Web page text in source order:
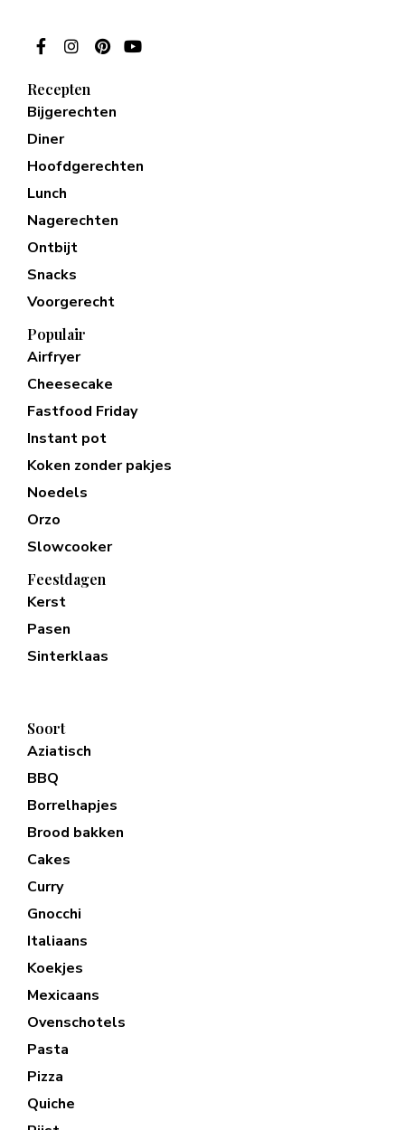
Recepten
Bijgerechten
Diner
Hoofdgerechten
Lunch
Nagerechten
Ontbijt
Snacks
Voorgerecht
Populair
Airfryer
Cheesecake
Fastfood Friday
Instant pot
Koken zonder pakjes
Noedels
Orzo
Slowcooker
Feestdagen
Kerst
Pasen
Sinterklaas
Soort
Aziatisch
BBQ
Borrelhapjes
Brood bakken
Cakes
Curry
Gnocchi
Italiaans
Koekjes
Mexicaans
Ovenschotels
Pasta
Pizza
Quiche